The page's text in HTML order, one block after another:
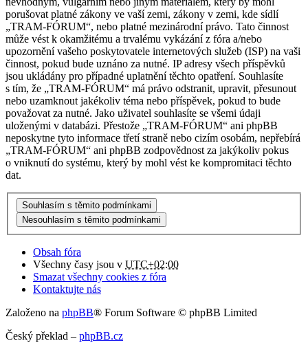
porušovat platné zákony ve vaší zemi, zákony v zemi, kde sídlí
„TRAM-FÓRUM“, nebo platné mezinárodní právo. Tato činnost
může vést k okamžitému a trvalému vykázání z fóra a/nebo
upozornění vašeho poskytovatele internetových služeb (ISP) na vaši
činnost, pokud bude uznáno za nutné. IP adresy všech příspěvků
jsou ukládány pro případné uplatnění těchto opatření. Souhlasíte
s tím, že „TRAM-FÓRUM“ má právo odstranit, upravit, přesunout
nebo uzamknout jakékoliv téma nebo příspěvek, pokud to bude
považovat za nutné. Jako uživatel souhlasíte se všemi údaji
uloženými v databázi. Přestože „TRAM-FÓRUM“ ani phpBB
neposkytne tyto informace třetí straně nebo cizím osobám, nepřebírá
„TRAM-FÓRUM“ ani phpBB zodpovědnost za jakýkoliv pokus
o vniknutí do systému, který by mohl vést ke kompromitaci těchto
dat.
Obsah fóra
Všechny časy jsou v UTC+02:00
Smazat všechny cookies z fóra
Kontaktujte nás
Založeno na phpBB® Forum Software © phpBB Limited
Český překlad – phpBB.cz